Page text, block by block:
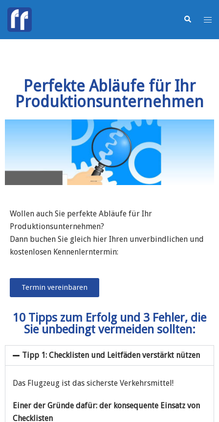
Perfekte Abläufe für Ihr
Produktionsunternehmen
Wollen auch Sie perfekte Abläufe für Ihr
Produktionsunternehmen?
Dann buchen Sie gleich hier Ihren unverbindlichen und
kostenlosen Kennenlerntermin:
Termin vereinbaren
10 Tipps zum Erfolg und 3 Fehler, die
Sie unbedingt vermeiden sollten:
Tipp 1: Checklisten und Leitfäden verstärkt nützen
Das Flugzeug ist das sicherste Verkehrsmittel!
Einer der Gründe dafür: der konsequente Einsatz von
Checklisten